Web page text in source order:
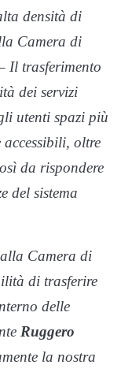
densità di
Camera di
Il trasferimento
dei servizi
utenti spazi più
oltre
da rispondere
del sistema
Camera di
di trasferire
delle
Ruggero
la nostra